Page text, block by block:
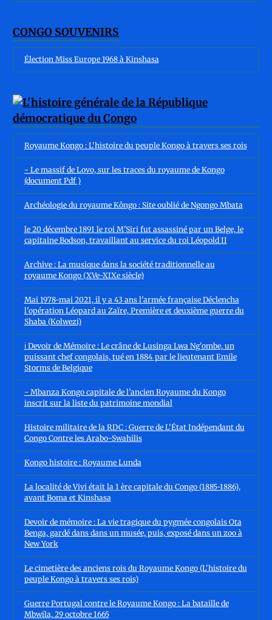
CONGO SOUVENIRS
Élection Miss Europe 1968 à Kinshasa
Royaume Kongo : L'histoire du peuple Kongo à travers ses rois
- Le massif de Lovo, sur les traces du royaume de Kongo
(document Pdf )
Archéologie du royaume Kôngo : Site oublié de Ngongo Mbata
le 20 décembre 1891 le roi M'Siri fut assassiné par un Belge, le
capitaine Bodson, travaillant au service du roi Léopold II
Archive : La musique dans la société traditionnelle au
royaume Kongo (XVe-XIXe siècle)
Mai 1978-mai 2021, il y a 43 ans l'armée française Déclencha
l'opération Léopard au Zaïre, Première et deuxième guerre du
Shaba (Kolwezi)
ℹ️ Devoir de Mémoire : Le crâne de Lusinga Lwa Ng'ombe, un
puissant chef congolais, tué en 1884 par le lieutenant Emile
Storms de Belgique
- Mbanza Kongo capitale de l’ancien Royaume du Kongo
inscrit sur la liste du patrimoine mondial
Histoire militaire de la RDC : Guerre de L'État Indépendant du
Congo Contre les Arabo-Swahilis
Kongo histoire : Royaume Lunda
La localité de Vivi était la 1 ère capitale du Congo (1885-1886),
avant Boma et Kinshasa
Devoir de mémoire : La vie tragique du pygmée congolais Ota
Benga, gardé dans dans un musée, puis, exposé dans un zoo à
New York
Le cimetière des anciens rois du Royaume Kongo (L'histoire du
peuple Kongo à travers ses rois)
Guerre Portugal contre le Royaume Kongo : La bataille de
Mbwila, 29 octobre 1665